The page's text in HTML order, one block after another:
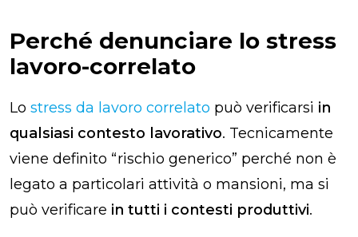
Perché denunciare lo stress
lavoro-correlato
Lo stress da lavoro correlato può verificarsi in
qualsiasi contesto lavorativo. Tecnicamente
viene definito “rischio generico” perché non è
legato a particolari attività o mansioni, ma si
può verificare in tutti i contesti produttivi.